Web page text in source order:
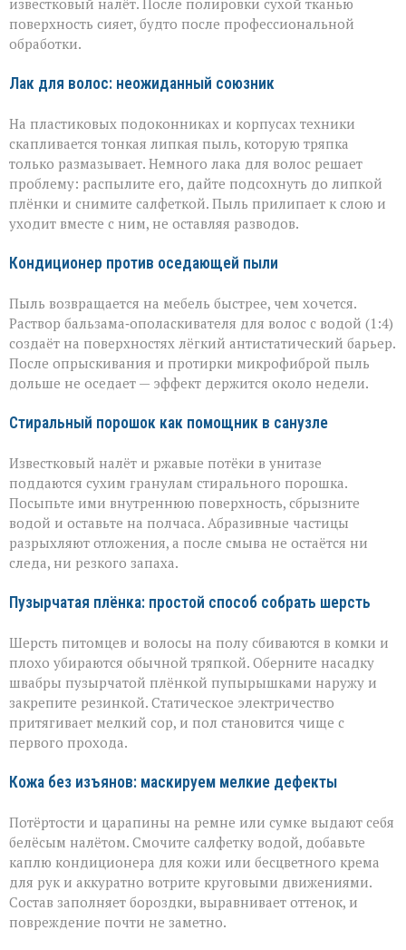
известковый налёт. После полировки сухой тканью
поверхность сияет, будто после профессиональной
обработки.
Лак для волос: неожиданный союзник
На пластиковых подоконниках и корпусах техники
скапливается тонкая липкая пыль, которую тряпка
только размазывает. Немного лака для волос решает
проблему: распылите его, дайте подсохнуть до липкой
плёнки и снимите салфеткой. Пыль прилипает к слою и
уходит вместе с ним, не оставляя разводов.
Кондиционер против оседающей пыли
Пыль возвращается на мебель быстрее, чем хочется.
Раствор бальзама‑ополаскивателя для волос с водой (1:4)
создаёт на поверхностях лёгкий антистатический барьер.
После опрыскивания и протирки микрофиброй пыль
дольше не оседает — эффект держится около недели.
Стиральный порошок как помощник в санузле
Известковый налёт и ржавые потёки в унитазе
поддаются сухим гранулам стирального порошка.
Посыпьте ими внутреннюю поверхность, сбрызните
водой и оставьте на полчаса. Абразивные частицы
разрыхляют отложения, а после смыва не остаётся ни
следа, ни резкого запаха.
Пузырчатая плёнка: простой способ собрать шерсть
Шерсть питомцев и волосы на полу сбиваются в комки и
плохо убираются обычной тряпкой. Оберните насадку
швабры пузырчатой плёнкой пупырышками наружу и
закрепите резинкой. Статическое электричество
притягивает мелкий сор, и пол становится чище с
первого прохода.
Кожа без изъянов: маскируем мелкие дефекты
Потёртости и царапины на ремне или сумке выдают себя
белёсым налётом. Смочите салфетку водой, добавьте
каплю кондиционера для кожи или бесцветного крема
для рук и аккуратно вотрите круговыми движениями.
Состав заполняет бороздки, выравнивает оттенок, и
повреждение почти не заметно.